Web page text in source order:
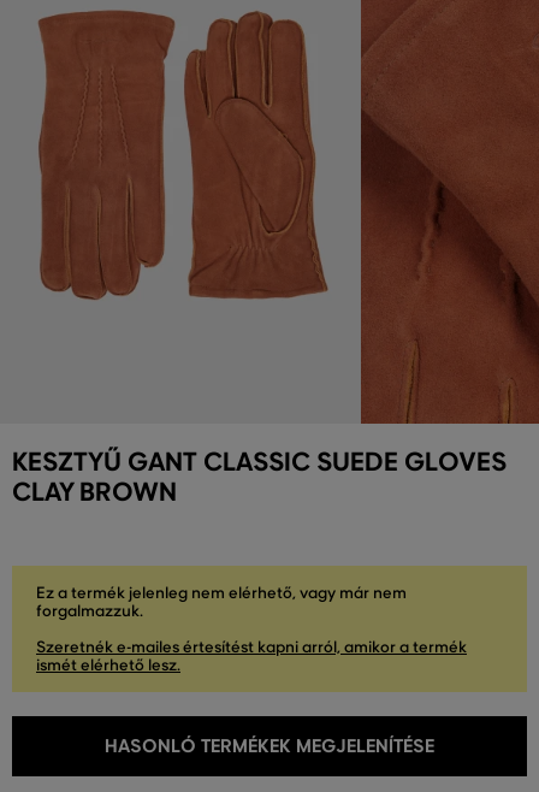
KESZTYŰ GANT CLASSIC SUEDE GLOVES
CLAY BROWN
Ez a termék jelenleg nem elérhető, vagy már nem
forgalmazzuk.
Szeretnék e-mailes értesítést kapni arról, amikor a termék
ismét elérhető lesz.
HASONLÓ TERMÉKEK MEGJELENÍTÉSE